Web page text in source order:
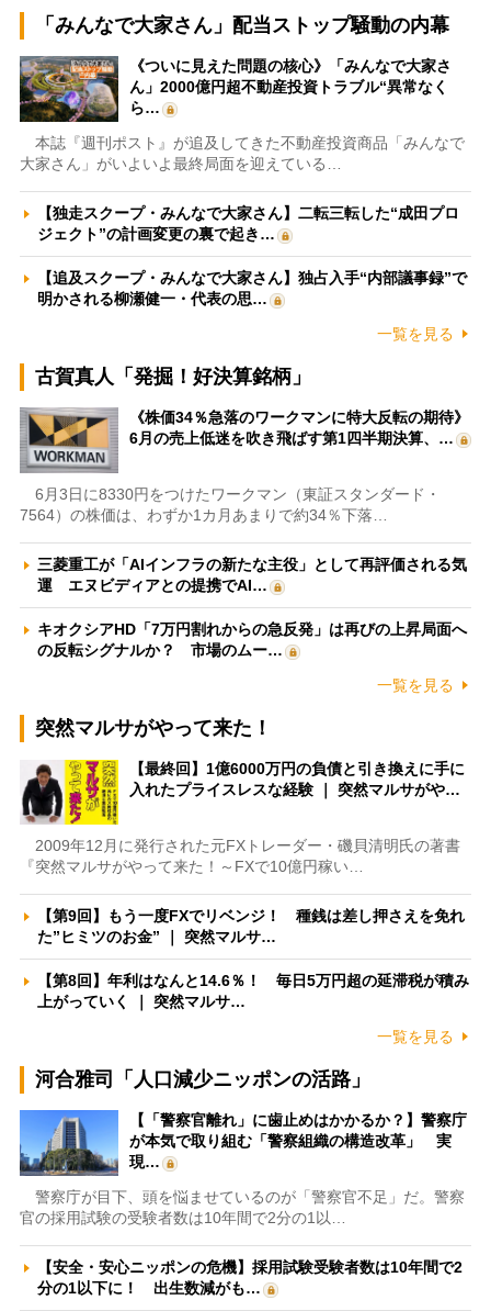
「みんなで大家さん」配当ストップ騒動の内幕
《ついに見えた問題の核心》「みんなで大家さ
ん」2000億円超不動産投資トラブル“異常なく
ら…
本誌『週刊ポスト』が追及してきた不動産投資商品「みんなで
大家さん」がいよいよ最終局面を迎えている…
【独走スクープ・みんなで大家さん】二転三転した“成田プロ
ジェクト”の計画変更の裏で起き…
【追及スクープ・みんなで大家さん】独占入手“内部議事録”で
明かされる柳瀬健一・代表の思…
一覧を見る
古賀真人「発掘！好決算銘柄」
《株価34％急落のワークマンに特大反転の期待》
6月の売上低迷を吹き飛ばす第1四半期決算、…
6月3日に8330円をつけたワークマン（東証スタンダード・
7564）の株価は、わずか1カ月あまりで約34％下落…
三菱重工が「AIインフラの新たな主役」として再評価される気
運 エヌビディアとの提携でAI…
キオクシアHD「7万円割れからの急反発」は再びの上昇局面へ
の反転シグナルか？ 市場のムー…
一覧を見る
突然マルサがやって来た！
【最終回】1億6000万円の負債と引き換えに手に
入れたプライスレスな経験 ｜ 突然マルサがや…
2009年12月に発行された元FXトレーダー・磯貝清明氏の著書
『突然マルサがやって来た！～FXで10億円稼い…
【第9回】もう一度FXでリベンジ！ 種銭は差し押さえを免れ
た”ヒミツのお金” ｜ 突然マルサ…
【第8回】年利はなんと14.6％！ 毎日5万円超の延滞税が積み
上がっていく ｜ 突然マルサ…
一覧を見る
河合雅司「人口減少ニッポンの活路」
【「警察官離れ」に歯止めはかかるか？】警察庁
が本気で取り組む「警察組織の構造改革」 実
現…
警察庁が目下、頭を悩ませているのが「警察官不足」だ。警察
官の採用試験の受験者数は10年間で2分の1以…
【安全・安心ニッポンの危機】採用試験受験者数は10年間で2
分の1以下に！ 出生数減がも…